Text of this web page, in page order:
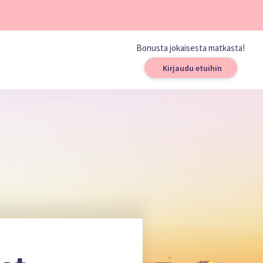
Bonusta jokaisesta matkasta!
Kirjaudu etuihin